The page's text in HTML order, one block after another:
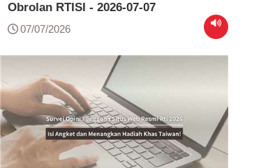
Obrolan RTISI - 2026-07-07
07/07/2026